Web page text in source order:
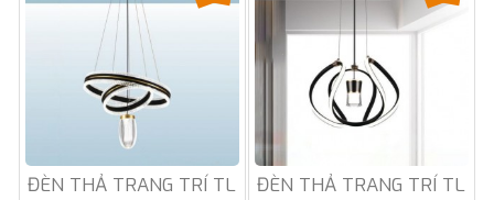
ĐÈN THẢ TRANG TRÍ TL
ĐÈN THẢ TRANG TRÍ TL